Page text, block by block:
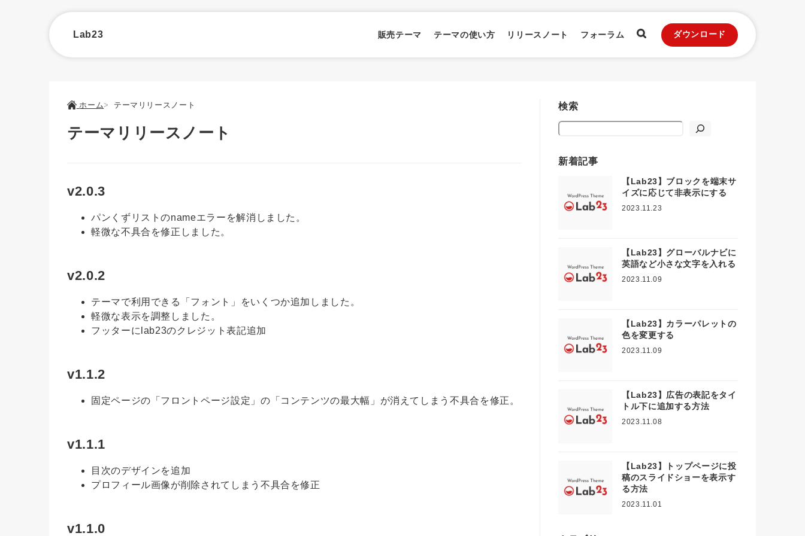
Lab23 販売テーマ テーマの使い方 リリースノート フォーラム ダウンロード
ホーム テーマリリースノート
テーマリリースノート
v2.0.3
パンくずリストのnameエラーを解消しました。
軽微な不具合を修正しました。
v2.0.2
テーマで利用できる「フォント」をいくつか追加しました。
軽微な表示を調整しました。
フッターにlab23のクレジット表記追加
v1.1.2
固定ページの「フロントページ設定」の「コンテンツの最大幅」が消えてしまう不具合を修正。
v1.1.1
目次のデザインを追加
プロフィール画像が削除されてしまう不具合を修正
v1.1.0
検索
検索
新着記事
【Lab23】ブロックを端末サ
イズに応じて非表示にする
2023.11.23
【Lab23】グローバルナビに
英語など小さな文字を入れる
2023.11.09
【Lab23】カラーパレットの
色を変更する
2023.11.09
【Lab23】広告の表記をタイ
トル下に追加する方法
2023.11.08
【Lab23】トップページに投
稿のスライドショーを表示す
る方法
2023.11.01